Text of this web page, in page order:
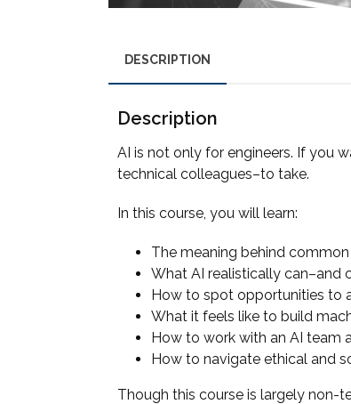
DESCRIPTION
Description
AI is not only for engineers. If you
technical colleagues–to take.
In this course, you will learn:
The meaning behind
What AI realistically can–and
How to spot opportunities to
What it feels like to build
How to work with an AI team
How to navigate ethical and
Though this course is largely non-